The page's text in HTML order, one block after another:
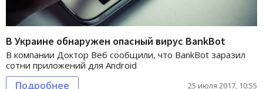
В Украине обнаружен опасный вирус BankBot
В компании Доктор Веб сообщили, что BankBot заразил
сотни приложений для Android
Подробнее 25 июля 2017, 10:55